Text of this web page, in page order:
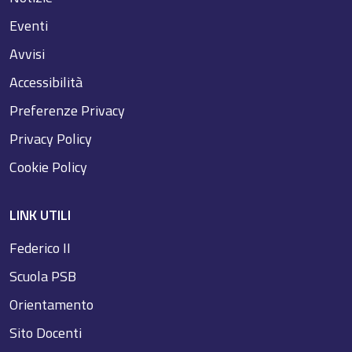
Eventi
Avvisi
Accessibilità
Preferenze Privacy
Privacy Policy
Cookie Policy
LINK UTILI
Federico II
Scuola PSB
Orientamento
Sito Docenti